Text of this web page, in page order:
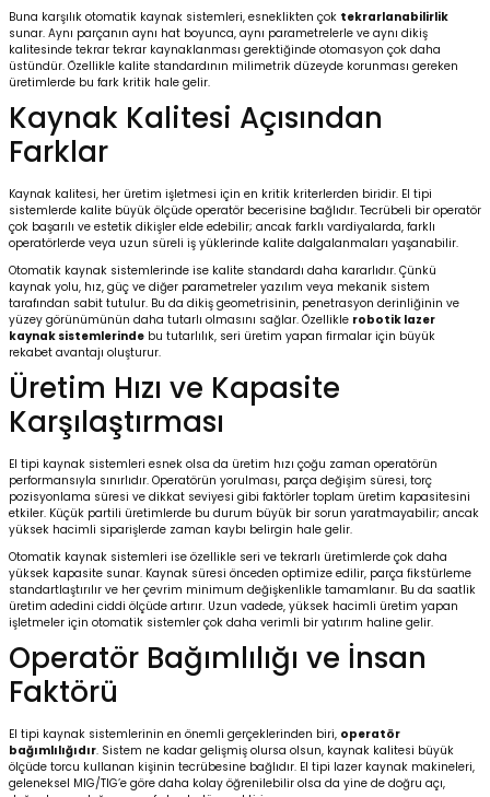
Buna karşılık otomatik kaynak sistemleri, esneklikten çok tekrarlanabilirlik
sunar. Aynı parçanın aynı hat boyunca, aynı parametrelerle ve aynı dikiş
kalitesinde tekrar tekrar kaynaklanması gerektiğinde otomasyon çok daha
üstündür. Özellikle kalite standardının milimetrik düzeyde korunması gereken
üretimlerde bu fark kritik hale gelir.
Kaynak Kalitesi Açısından
Farklar
Kaynak kalitesi, her üretim işletmesi için en kritik kriterlerden biridir. El tipi
sistemlerde kalite büyük ölçüde operatör becerisine bağlıdır. Tecrübeli bir operatör
çok başarılı ve estetik dikişler elde edebilir; ancak farklı vardiyalarda, farklı
operatörlerde veya uzun süreli iş yüklerinde kalite dalgalanmaları yaşanabilir.
Otomatik kaynak sistemlerinde ise kalite standardı daha kararlıdır. Çünkü
kaynak yolu, hız, güç ve diğer parametreler yazılım veya mekanik sistem
tarafından sabit tutulur. Bu da dikiş geometrisinin, penetrasyon derinliğinin ve
yüzey görünümünün daha tutarlı olmasını sağlar. Özellikle robotik lazer
kaynak sistemlerinde bu tutarlılık, seri üretim yapan firmalar için büyük
rekabet avantajı oluşturur.
Üretim Hızı ve Kapasite
Karşılaştırması
El tipi kaynak sistemleri esnek olsa da üretim hızı çoğu zaman operatörün
performansıyla sınırlıdır. Operatörün yorulması, parça değişim süresi, torç
pozisyonlama süresi ve dikkat seviyesi gibi faktörler toplam üretim kapasitesini
etkiler. Küçük partili üretimlerde bu durum büyük bir sorun yaratmayabilir; ancak
yüksek hacimli siparişlerde zaman kaybı belirgin hale gelir.
Otomatik kaynak sistemleri ise özellikle seri ve tekrarlı üretimlerde çok daha
yüksek kapasite sunar. Kaynak süresi önceden optimize edilir, parça fikstürleme
standartlaştırılır ve her çevrim minimum değişkenlikle tamamlanır. Bu da saatlik
üretim adedini ciddi ölçüde artırır. Uzun vadede, yüksek hacimli üretim yapan
işletmeler için otomatik sistemler çok daha verimli bir yatırım haline gelir.
Operatör Bağımlılığı ve İnsan
Faktörü
El tipi kaynak sistemlerinin en önemli gerçeklerinden biri, operatör
bağımlılığıdır. Sistem ne kadar gelişmiş olursa olsun, kaynak kalitesi büyük
ölçüde torcu kullanan kişinin tecrübesine bağlıdır. El tipi lazer kaynak makineleri,
geleneksel MIG/TIG’e göre daha kolay öğrenilebilir olsa da yine de doğru açı,